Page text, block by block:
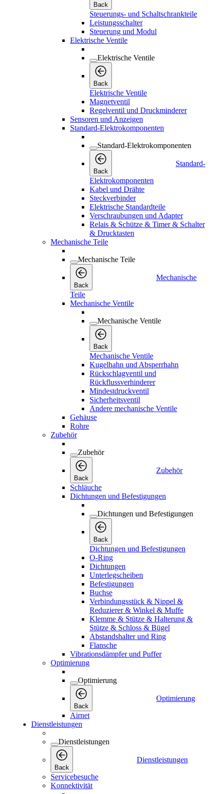
Back
Steuerungs- und Schaltschrankteile
Leistungsschalter
Steuerung und Modul
Elektrische Ventile
Elektrische Ventile
Back
Elektrische Ventile
Magnetventil
Regelventil und Druckminderer
Sensoren und Anzeigen
Standard-Elektrokomponenten
Standard-Elektrokomponenten
Back
Standard-
Elektrokomponenten
Kabel und Drähte
Steckverbinder
Elektrische Standardteile
Verschraubungen und Adapter
Relais & Schütze & Timer & Schalter
& Drucktasten
Mechanische Teile
Mechanische Teile
Back
Mechanische
Teile
Mechanische Ventile
Mechanische Ventile
Back
Mechanische Ventile
Kugelhahn und Absperrhahn
Rückschlagventil und
Rückflussverhinderer
Mindestdruckventil
Sicherheitsventil
Andere mechanische Ventile
Gehäuse
Rohre
Zubehör
Zubehör
Back
Zubehör
Schläuche
Dichtungen und Befestigungen
Dichtungen und Befestigungen
Back
Dichtungen und Befestigungen
O-Ring
Dichtungen
Unterlegscheiben
Befestigungen
Buchse
Verbindungsstück & Nippel &
Reduzierer & Winkel & Muffe
Klemme & Stütze & Halterung &
Stütze & Schloss & Bügel
Abstandshalter und Ring
Flansche
Vibrationsdämpfer und Puffer
Optimierung
Optimierung
Back
Optimierung
Airnet
Dienstleistungen
Dienstleistungen
Back
Dienstleistungen
Servicebesuche
Konnektivität